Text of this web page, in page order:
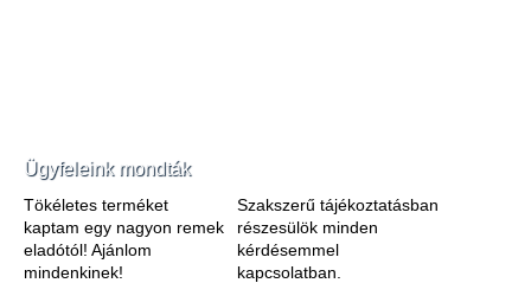
Ügyfeleink mondták
Tökéletes terméket
kaptam egy nagyon remek
eladótól! Ajánlom
mindenkinek!
Szakszerű tájékoztatásban
részesülök minden
kérdésemmel
kapcsolatban.